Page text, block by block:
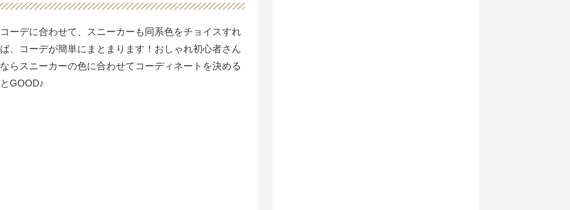
コーデに合わせて、スニーカーも同系色をチョイスすれ
ば、コーデが簡単にまとまります！おしゃれ初心者さん
ならスニーカーの色に合わせてコーディネートを決める
とGOOD♪